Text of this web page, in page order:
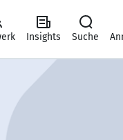
Insights Suche